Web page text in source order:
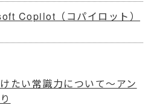
Copilot（コパイロット）
たい常識力について～アン